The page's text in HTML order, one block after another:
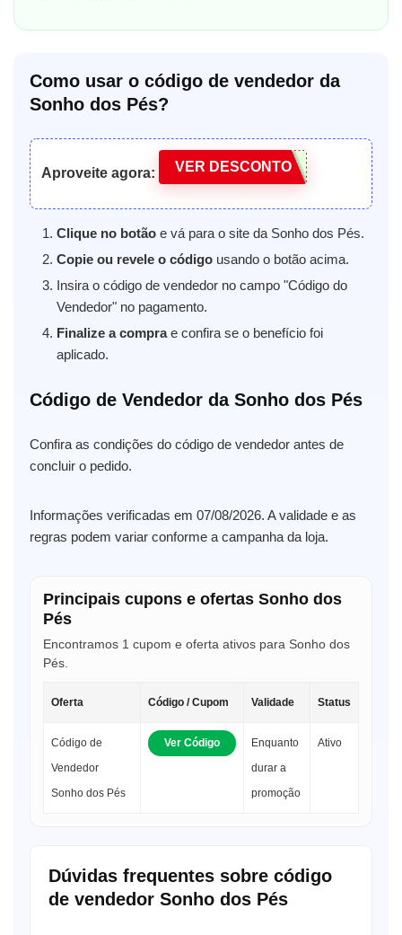
Como usar o código de vendedor da
Sonho dos Pés?
Aproveite agora: VER DESCONTO
Clique no botão e vá para o site da Sonho dos Pés.
Copie ou revele o código usando o botão acima.
Insira o código de vendedor no campo "Código do
Vendedor" no pagamento.
Finalize a comprae confira se o benefício foi
aplicado.
Código de Vendedor da Sonho dos Pés
Confira as condições do código de vendedor antes de
concluir o pedido.
Informações verificadas em 07/08/2026. A validade e as
regras podem variar conforme a campanha da loja.
Principais cupons e ofertas Sonho dos
Pés
Encontramos 1 cupom e oferta ativos para Sonho dos
Pés.
Oferta Código / Cupom Validade Status
Código de
Vendedor
Sonho dos Pés
Ver Código
Enquanto
durar a
promoção
Ativo
Dúvidas frequentes sobre código
de vendedor Sonho dos Pés